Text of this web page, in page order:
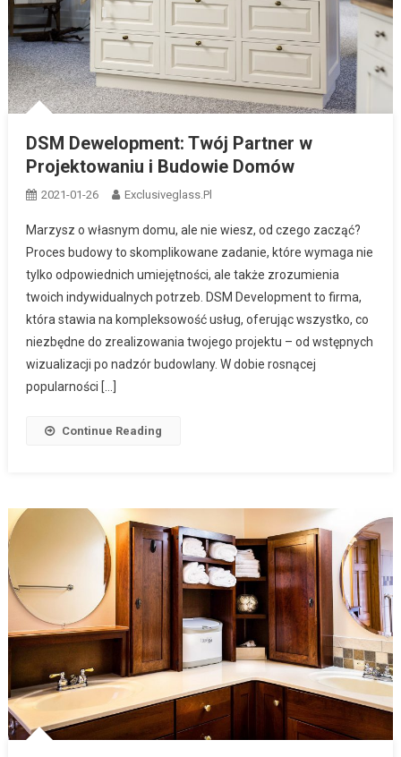
DSM Dewelopment: Twój Partner w
Projektowaniu i Budowie Domów
2021-01-26 Exclusiveglass.pl
Marzysz o własnym domu, ale nie wiesz, od czego zacząć?
Proces budowy to skomplikowane zadanie, które wymaga nie
tylko odpowiednich umiejętności, ale także zrozumienia
twoich indywidualnych potrzeb. DSM Development to firma,
która stawia na kompleksowość usług, oferując wszystko, co
niezbędne do zrealizowania twojego projektu – od wstępnych
wizualizacji po nadzór budowlany. W dobie rosnącej
popularności […]
Continue Reading